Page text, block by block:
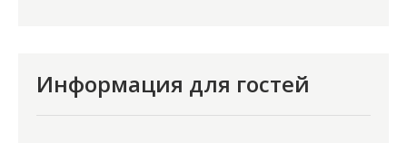
Информация для гостей